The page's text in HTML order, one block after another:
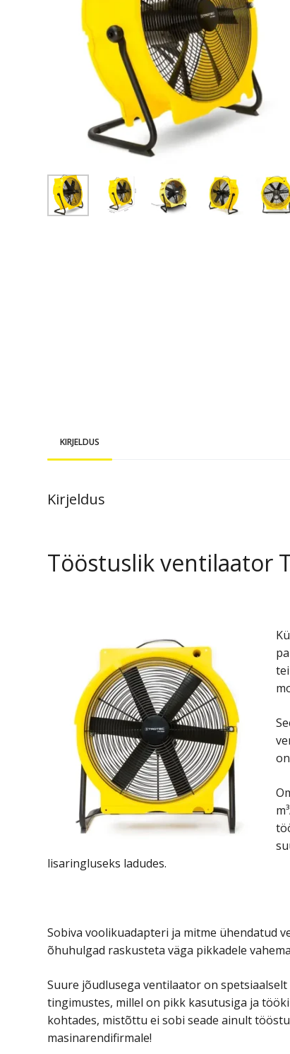
KIRJELDUS
Kirjeldus
Tööstuslik ventilaator
lisaringluseks ladudes.
Sobiva voolikuadapteri ja mitme ühendatud
õhuhulgad raskusteta väga pikkadele
Suure jõudlusega ventilaator on
tingimustes, millel on pikk kasutusiga ja
kohtades, mistõttu ei sobi seade ainult
masinarendifirmale!